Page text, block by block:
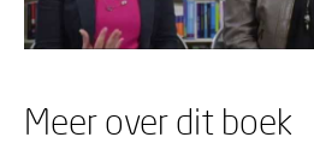
Meer over dit boek